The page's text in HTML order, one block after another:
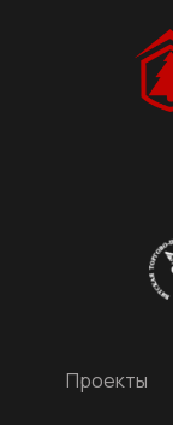
Проекты